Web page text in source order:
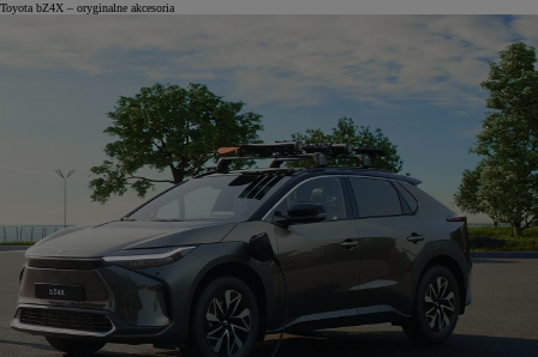
Toyota bZ4X – oryginalne akcesoria